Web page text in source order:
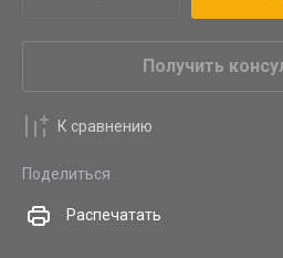
Получить
К сравнению
Поделиться
Распечатать